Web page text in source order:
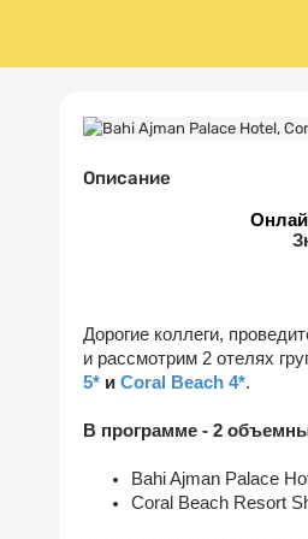
Описание
Дорогие коллеги,
и рассмотрим 2 отелях
5* и Coral Beach 4*.
В программе - 2
Bahi Ajman Palace
Coral Beach Resort